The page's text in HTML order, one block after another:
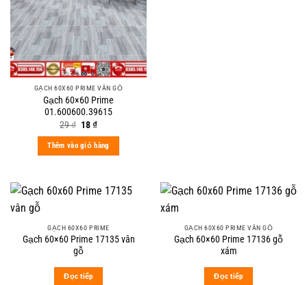
GẠCH 60X60 PRIME VÂN GỖ
Gạch 60×60 Prime
01.600600.39615
29₫ Original
was:
29 ₫.
18₫Current
is:
18 ₫.
Thêm vào giỏ hàng
GẠCH 60X60 PRIME
Gạch 60×60 Prime 17135 vân
gỗ
Đọc tiếp
GẠCH 60X60 PRIME VÂN GỖ
Gạch 60×60 Prime 17136 gỗ
xám
Đọc tiếp